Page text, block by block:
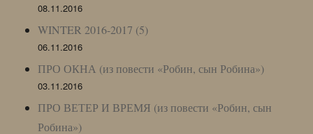
08.11.2016
WINTER 2016-2017 (5)
06.11.2016
ПРО ОКНА (из повести «Робин, сын Робина»)
03.11.2016
ПРО ВЕТЕР И ВРЕМЯ (из повести «Робин, сын
Робина»)